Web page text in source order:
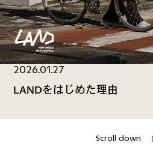
アート＆イベント
2026.01.27
LANDをはじめた理由
Scroll down